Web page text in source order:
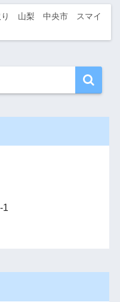
り 山梨 中央市 スマイ
1